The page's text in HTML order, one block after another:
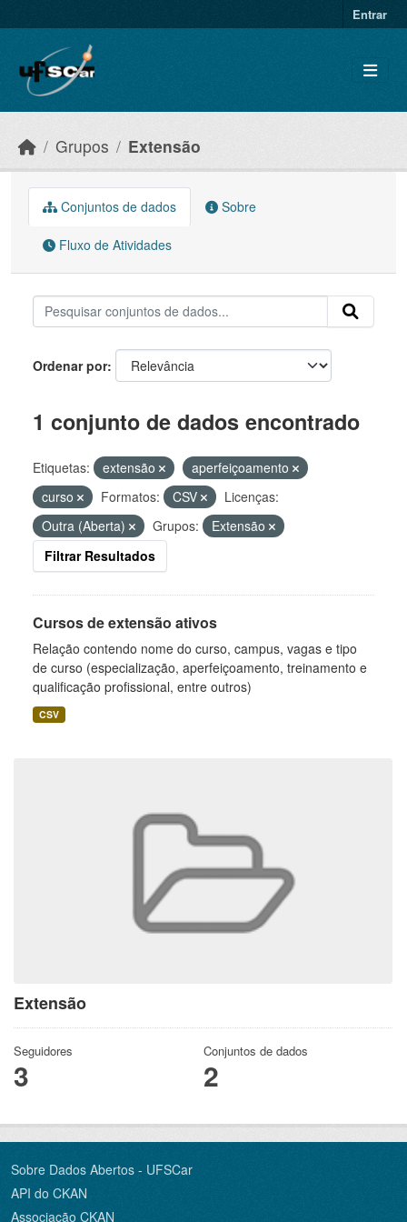
Entrar
Grupos Extensão
Extensão
Seguidores
3
Conjuntos de dados
2
Conjuntos de dados Sobre
Fluxo de Atividades
Ordenar por
1 conjunto de dados encontrado
Etiquetas: extensão
aperfeiçoamento
curso
Formatos: CSV
Licenças:
Outra (Aberta)
Grupos:
Extensão
Filtrar Resultados
Cursos de extensão ativos
Relação contendo nome do curso, campus, vagas e tipo
de curso (especialização, aperfeiçoamento, treinamento e
qualificação profissional, entre outros)
CSV
Sobre Dados Abertos - UFSCar
API do CKAN
Associação CKAN